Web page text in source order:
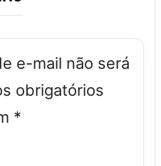
e-mail não será
obrigatórios
*